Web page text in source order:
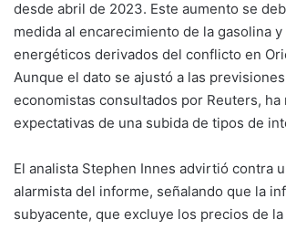
desde abril de 2023. Este aumento se
medida al encarecimiento de la gasolina
energéticos derivados del conflicto en
Aunque el dato se ajustó a las
economistas consultados por Reuters, ha
expectativas de una subida de tipos de
El analista Stephen Innes advirtió contra
alarmista del informe, señalando que la
subyacente, que excluye los precios de